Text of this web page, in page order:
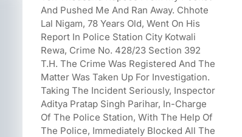
And Pushed Me And Ran Away. Chhote
Lal Nigam, 78 Years Old, Went On His
Report In Police Station City Kotwali
Rewa, Crime No. 428/23 Section 392
T.H. The Crime Was Registered And The
Matter Was Taken Up For Investigation.
Taking The Incident Seriously, Inspector
Aditya Pratap Singh Parihar, In-Charge
Of The Police Station, With The Help Of
The Police, Immediately Blocked All The